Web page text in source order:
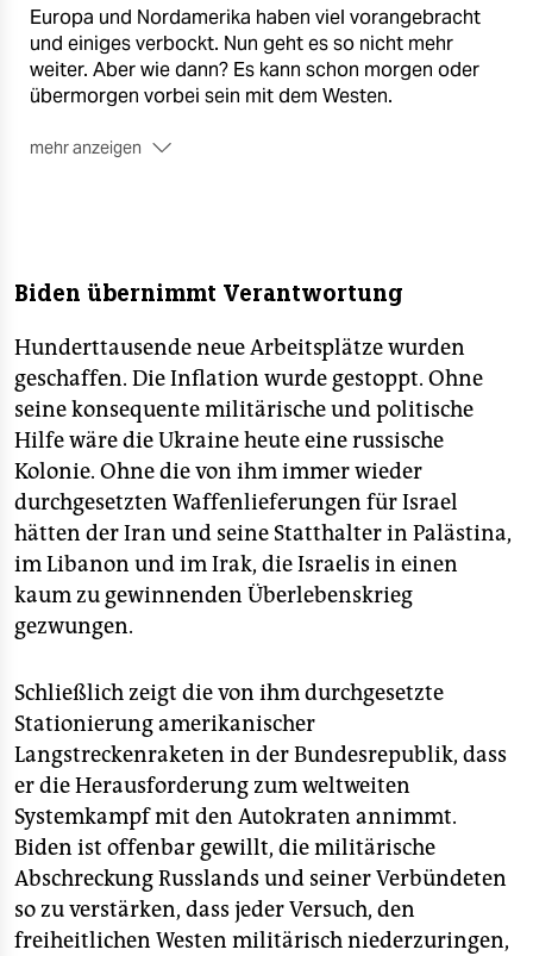
Europa und Nordamerika haben viel vorangebracht
und einiges verbockt. Nun geht es so nicht mehr
weiter. Aber wie dann? Es kann schon morgen oder
übermorgen vorbei sein mit dem Westen.
mehr anzeigen
Harald Welzer. Ab 11. Juni am Kiosk
■Zur neuen Ausgabe
Biden übernimmt Verantwortung
Hunderttausende neue Arbeitsplätze wurden
geschaffen. Die Inflation wurde gestoppt. Ohne
seine konsequente militärische und politische
Hilfe wäre die Ukraine heute eine russische
Kolonie. Ohne die von ihm immer wieder
durchgesetzten Waffenlieferungen für Israel
hätten der Iran und seine Statthalter in Palästina,
im Libanon und im Irak, die Israelis in einen
kaum zu gewinnenden Überlebenskrieg
gezwungen.
Schließlich zeigt die von ihm durchgesetzte
Stationierung amerikanischer
Langstreckenraketen in der Bundesrepublik, dass
er die Herausforderung zum weltweiten
Systemkampf mit den Autokraten annimmt.
Biden ist offenbar gewillt, die militärische
Abschreckung Russlands und seiner Verbündeten
so zu verstärken, dass jeder Versuch, den
freiheitlichen Westen militärisch niederzuringen,